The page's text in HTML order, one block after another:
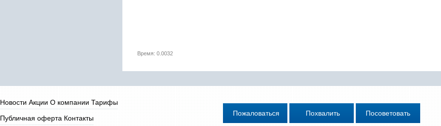
Время: 0.0032
Новости Акции О компании Тарифы
Публичная оферта Контакты